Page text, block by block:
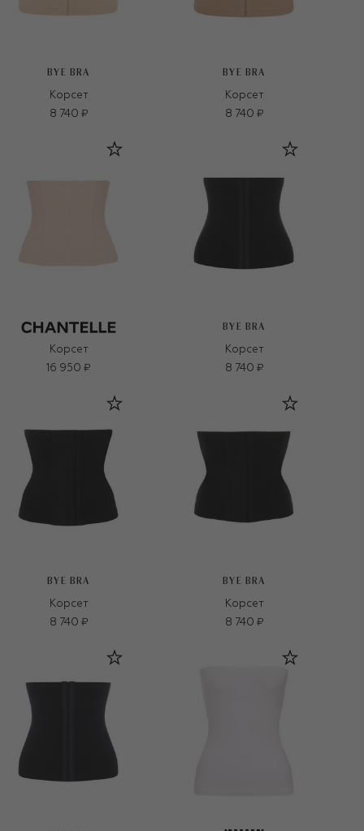
BYE BRA
Корсет
8 740 ₽
BYE BRA
Корсет
8 740 ₽
Корсет
16 950 ₽
BYE BRA
Корсет
8 740 ₽
BYE BRA
Корсет
8 740 ₽
BYE BRA
Корсет
8 740 ₽